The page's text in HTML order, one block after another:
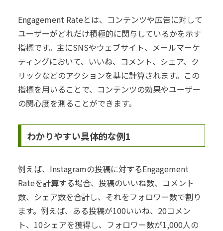
Engagement Rateとは、コンテンツや広告に対して
ユーザーがどれだけ積極的に関与しているかを示す
指標です。主にSNSやウェブサイト、メールマーケ
ティングにおいて、いいね、コメント、シェア、ク
リックなどのアクションを基に計算されます。この
指標を用いることで、コンテンツの効果やユーザー
の関心度を測ることができます。
わかりやすい具体的な例1
例えば、Instagramの投稿に対するEngagement
Rateを計算する場合、投稿のいいね数、コメント
数、シェア数を合計し、それをフォロワー数で割り
ます。例えば、ある投稿が100いいね、20コメン
ト、10シェアを獲得し、フォロワー数が1,000人の